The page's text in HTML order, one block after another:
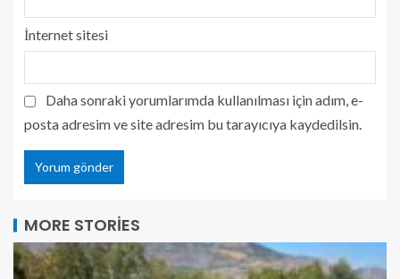
İnternet sitesi
Daha sonraki yorumlarımda kullanılması için adım, e-
posta adresim ve site adresim bu tarayıcıya kaydedilsin.
MORE STORIES